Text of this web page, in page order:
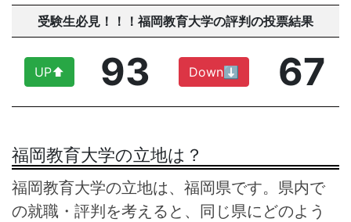
受験生必見！！！福岡教育大学の評判の投票結果
UP⬆︎ 93 Down⬇︎ 67
福岡教育大学の立地は？
福岡教育大学の立地は、福岡県です。県内で
の就職・評判を考えると、同じ県にどのよう